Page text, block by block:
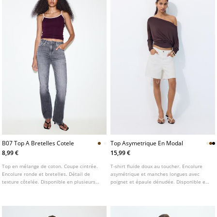
B07 Top A Bretelles Cotele
8,99 €
Top en mélange de coton. Coupe cintrée.
Encolure ronde et bretelles. Détail de
texture côtelée. Disponible en plusieurs
Top Asymetrique En Modal
15,99 €
T-shirt fluide doux au toucher. Encolure
asymétrique et manches longues avec
poignet et épaule dénudée. Disponible en